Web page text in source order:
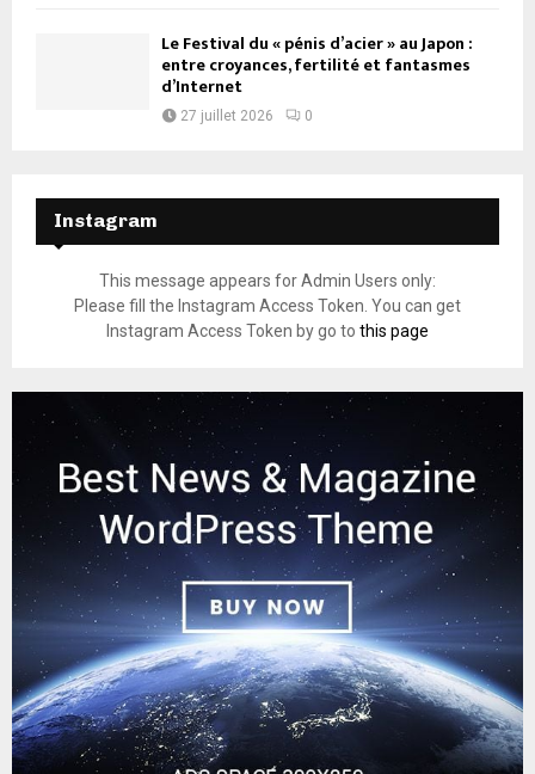
Le Festival du « pénis d’acier » au Japon :
entre croyances, fertilité et fantasmes
d’Internet
27 juillet 2026 0
Instagram
This message appears for Admin Users only:
Please fill the Instagram Access Token. You can get
Instagram Access Token by go to this page